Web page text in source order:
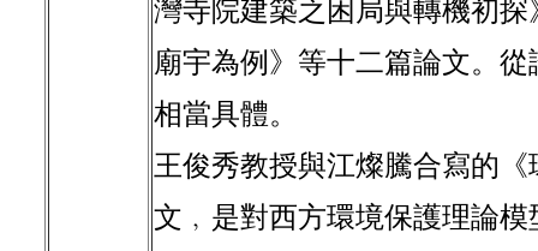
灣寺院建築之困局與轉機初
廟宇為例》等十二篇論文。
相當具體。
王俊秀教授與江燦騰合寫的
文﹐是對西方環境保護理論